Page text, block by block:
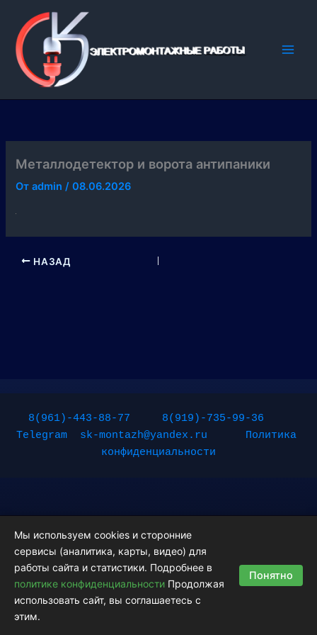
содержимому
Металлодетектор и ворота антипаники
Отadmin/08.06.2026
НАЗАД
8(961)-443-88-77
8(919)-735-99-36
Telegram
sk-montazh@yandex.ru
Политика
конфиденциальности
Copyright © 2026 Монтажные работы | Powered byТема Astra
WordPress
Мы используем cookies и сторонние
сервисы (аналитика, карты, видео) для
работы сайта и статистики. Подробнее в
политике конфиденциальности Продолжая
использовать сайт, вы соглашаетесь с
этим.
Понятно